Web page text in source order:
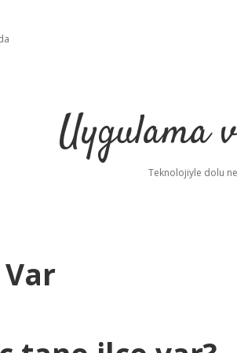
Uygulama
Teknolojiyle dolu